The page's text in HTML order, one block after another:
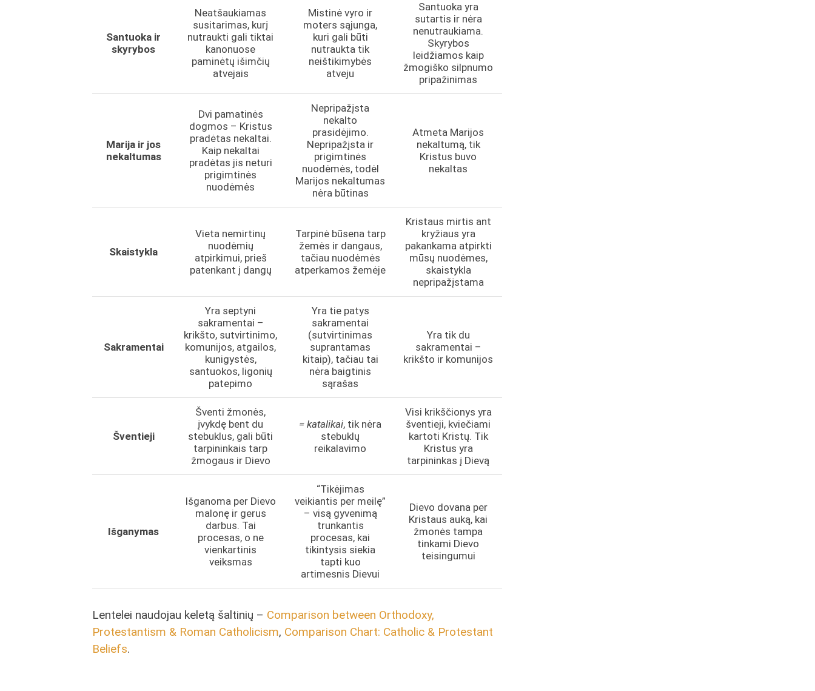
Santuoka ir
skyrybos
Neatšaukiamas
susitarimas, kurį
nutraukti gali tiktai
kanonuose
paminėtų išimčių
atvejais
Mistinė vyro ir
moters sąjunga,
kuri gali būti
nutraukta tik
neištikimybės
atveju
Santuoka yra
sutartis ir nėra
nenutraukiama.
Skyrybos
leidžiamos kaip
žmogiško silpnumo
pripažinimas
Marija ir jos
nekaltumas
Dvi pamatinės
dogmos – Kristus
pradėtas nekaltai.
Kaip nekaltai
pradėtas jis neturi
prigimtinės
nuodėmės
Nepripažįsta
nekalto
prasidėjimo.
Nepripažįsta ir
prigimtinės
nuodėmės, todėl
Marijos nekaltumas
nėra būtinas
Atmeta Marijos
nekaltumą, tik
Kristus buvo
nekaltas
Skaistykla
Vieta nemirtinų
nuodėmių
atpirkimui, prieš
patenkant į dangų
Tarpinė būsena tarp
žemės ir dangaus,
tačiau nuodėmės
atperkamos žemėje
Kristaus mirtis ant
kryžiaus yra
pakankama atpirkti
mūsų nuodėmes,
skaistykla
nepripažįstama
Sakramentai
Yra septyni
sakramentai –
krikšto, sutvirtinimo,
komunijos, atgailos,
kunigystės,
santuokos, ligonių
patepimo
Yra tie patys
sakramentai
(sutvirtinimas
suprantamas
kitaip), tačiau tai
nėra baigtinis
sąrašas
Yra tik du
sakramentai –
krikšto ir komunijos
Šventieji
Šventi žmonės,
įvykdę bent du
stebuklus, gali būti
tarpininkais tarp
žmogaus ir Dievo
= katalikai, tik nėra
stebuklų
reikalavimo
Visi krikščionys yra
šventieji, kviečiami
kartoti Kristų. Tik
Kristus yra
tarpininkas į Dievą
Išganymas
Išganoma per Dievo
malonę ir gerus
darbus. Tai
procesas, o ne
vienkartinis
veiksmas
“Tikėjimas
veikiantis per meilę”
– visą gyvenimą
trunkantis
procesas, kai
tikintysis siekia
tapti kuo
artimesnis Dievui
Dievo dovana per
Kristaus auką, kai
žmonės tampa
tinkami Dievo
teisingumui
Lentelei naudojau keletą šaltinių – Comparison between Orthodoxy,
Protestantism & Roman Catholicism, Comparison Chart: Catholic & Protestant
Beliefs.